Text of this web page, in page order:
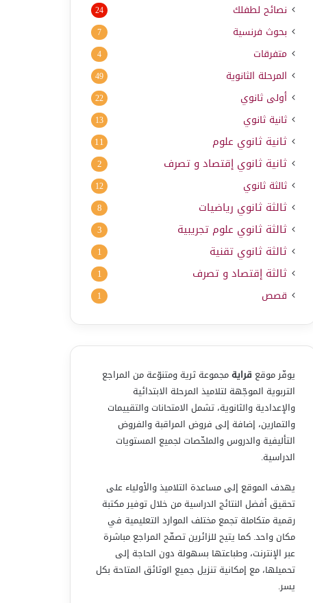
نصائح لطفلك 24
بحوث فرنسية 7
متفرقات 4
المرحلة الثانوية 49
أولى ثانوي 22
ثانية ثانوي 13
ثانية ثانوي علوم 11
ثانية ثانوي إقتصاد و تصرف 2
ثالثة ثانوي 12
ثالثة ثانوي رياضيات 8
ثالثة ثانوي علوم تجريبية 3
ثالثة ثانوي تقنية 1
ثالثة إقتصاد و تصرف 1
قصص 1
يوفّر موقع قرايةمجموعة ثرية ومتنوّعة من المراجع
التربوية الموجّهة لتلاميذ المرحلة الابتدائية
والإعدادية والثانوية، تشمل الامتحانات والتقييمات
والتمارين، إضافة إلى فروض المراقبة والفروض
التأليفية والدروس والملخّصات لجميع المستويات
الدراسية.
يهدف الموقع إلى مساعدة التلاميذ والأولياء على
تحقيق أفضل النتائج الدراسية من خلال توفير مكتبة
رقمية متكاملة تجمع مختلف الموارد التعليمية في
مكان واحد. كما يتيح للزائرين تصفّح المراجع مباشرة
عبر الإنترنت، وطباعتها بسهولة دون الحاجة إلى
تحميلها، مع إمكانية تنزيل جميع الوثائق المتاحة بكل
يسر.